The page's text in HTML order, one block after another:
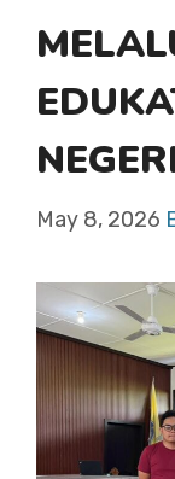
May 8, 2026